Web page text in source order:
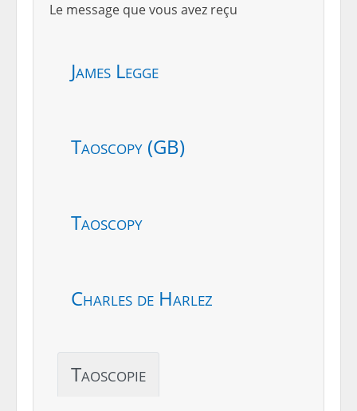
Le message que vous avez reçu
James Legge
Taoscopy (GB)
Taoscopy
Charles de Harlez
Taoscopie